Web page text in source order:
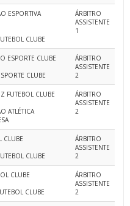
ESPORTIVA
CLUBE
ÁRBITRO
ASSISTENTE
1
ESPORTE CLUBE
CLUBE
ÁRBITRO
ASSISTENTE
2
FUTEBOL CLUBE
ATLÉTICA
ÁRBITRO
ASSISTENTE
2
CLUBE
CLUBE
ÁRBITRO
ASSISTENTE
2
CLUBE
CLUBE
ÁRBITRO
ASSISTENTE
2